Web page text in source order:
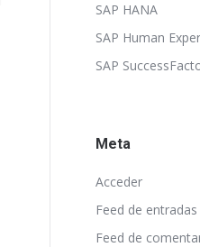
SAP HANA
SAP Human
SAP
Meta
Acceder
Feed de entradas
Feed de